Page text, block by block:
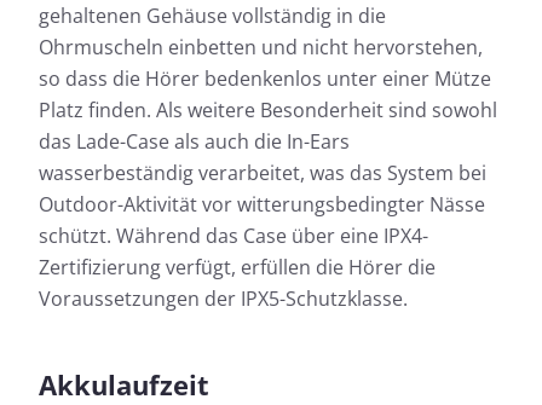
gehaltenen Gehäuse vollständig in die
Ohrmuscheln einbetten und nicht hervorstehen,
so dass die Hörer bedenkenlos unter einer Mütze
Platz finden. Als weitere Besonderheit sind sowohl
das Lade-Case als auch die In-Ears
wasserbeständig verarbeitet, was das System bei
Outdoor-Aktivität vor witterungsbedingter Nässe
schützt. Während das Case über eine IPX4-
Zertifizierung verfügt, erfüllen die Hörer die
Voraussetzungen der IPX5-Schutzklasse.
Akkulaufzeit